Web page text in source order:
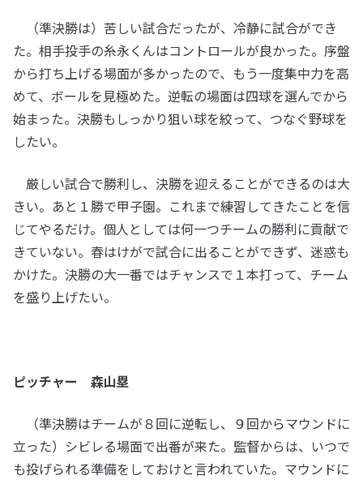
（準決勝は）苦しい試合だったが、冷静に試合ができ
た。相手投手の糸永くんはコントロールが良かった。序盤
から打ち上げる場面が多かったので、もう一度集中力を高
めて、ボールを見極めた。逆転の場面は四球を選んでから
始まった。決勝もしっかり狙い球を絞って、つなぐ野球を
したい。
厳しい試合で勝利し、決勝を迎えることができるのは大
きい。あと１勝で甲子園。これまで練習してきたことを信
じてやるだけ。個人としては何一つチームの勝利に貢献で
きていない。春はけがで試合に出ることができず、迷惑も
かけた。決勝の大一番ではチャンスで１本打って、チーム
を盛り上げたい。
ピッチャー 森山塁
（準決勝はチームが８回に逆転し、９回からマウンドに
立った）シビレる場面で出番が来た。監督からは、いつで
も投げられる準備をしておけと言われていた。マウンドに